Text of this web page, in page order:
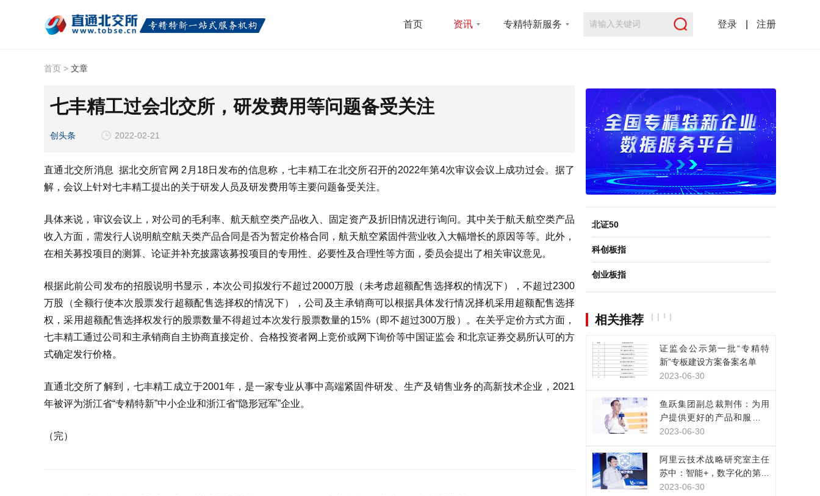
首页 资讯 专精特新服务 登录 注册
首页 > 文章
七丰精工过会北交所，研发费用等问题备受关注
创头条 2022-02-21
直通北交所消息 据北交所官网 2月18日发布的信息称，七丰精工在北交所召开的2022年第4次审议会议上成功过会。据了
解，会议上针对七丰精工提出的关于研发人员及研发费用等主要问题备受关注。
具体来说，审议会议上，对公司的毛利率、航天航空类产品收入、固定资产及折旧情况进行询问。其中关于航天航空类产品
收入方面，需发行人说明航空航天类产品合同是否为暂定价格合同，航天航空紧固件营业收入大幅增长的原因等等。此外，
在相关募投项目的测算、论证并补充披露该募投项目的专用性、必要性及合理性等方面，委员会提出了相关审议意见。
根据此前公司发布的招股说明书显示，本次公司拟发行不超过2000万股（未考虑超额配售选择权的情况下），不超过2300
万股（全额行使本次股票发行超额配售选择权的情况下），公司及主承销商可以根据具体发行情况择机采用超额配售选择
权，采用超额配售选择权发行的股票数量不得超过本次发行股票数量的15%（即不超过300万股）。在关乎定价方式方面，
七丰精工通过公司和主承销商自主协商直接定价、合格投资者网上竞价或网下询价等中国证监会 和北京证券交易所认可的方
式确定发行价格。
直通北交所了解到，七丰精工成立于2001年，是一家专业从事中高端紧固件研发、生产及销售业务的高新技术企业，2021
年被评为浙江省“专精特新”中小企业和浙江省“隐形冠军”企业。
（完）
北证50
科创板指
创业板指
相关推荐
证监会公示第一批“专精特
新”专板建设方案备案名单
2023-06-30
鱼跃集团副总裁荆伟：为用
户提供更好的产品和服务，
是数实融合的目的
2023-06-30
阿里云技术战略研究室主任
苏中：智能+，数字化的第三
次浪潮已经来临
2023-06-30